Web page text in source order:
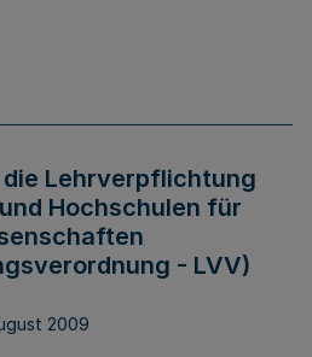
Lehrverpflichtung
Hochschulen für
- LVV)
2009